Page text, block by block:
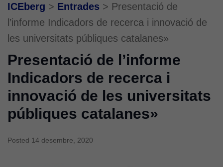
ICEberg > Entrades > Presentació de
l’informe Indicadors de recerca i innovació de
les universitats públiques catalanes»
Presentació de l’informe
Indicadors de recerca i
innovació de les universitats
públiques catalanes»
Posted 14 desembre, 2020